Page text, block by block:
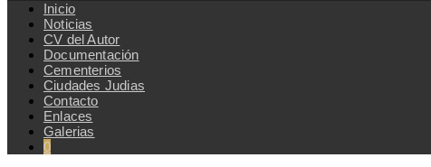
Inicio
Noticias
CV del Autor
Documentación
Cementerios
Ciudades Judias
Contacto
Enlaces
Galerias
0